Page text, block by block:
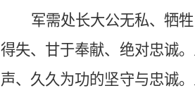
军需处长大公无私、牺
得失、甘于奉献、绝对忠诚
声、久久为功的坚守与忠诚